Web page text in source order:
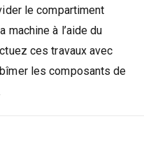
le compartiment
machine à l’aide du
ces travaux avec
les composants de